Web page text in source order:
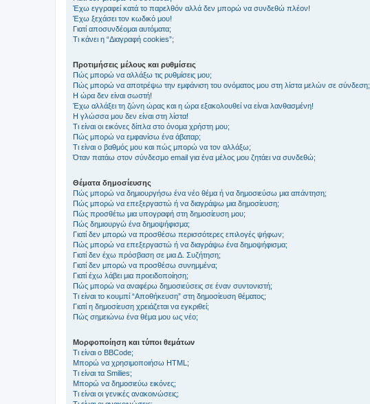
Έχω εγγραφεί κατά το παρελθόν αλλά δεν μπορώ να συνδεθώ πλέον!
Έχω ξεχάσει τον κωδικό μου!
Γιατί αποσυνδέομαι αυτόματα;
Τι κάνει η “Διαγραφή cookies”;
Προτιμήσεις μέλους και ρυθμίσεις
Πώς μπορώ να αλλάξω τις ρυθμίσεις μου;
Πώς μπορώ να αποτρέψω την εμφάνιση του ονόματος μου στη λίστα μελών σε σύνδεση;
Η ώρα δεν είναι σωστή!
Έχω αλλάξει τη ζώνη ώρας και η ώρα εξακολουθεί να είναι λανθασμένη!
Η γλώσσα μου δεν είναι στη λίστα!
Τι είναι οι εικόνες δίπλα στο όνομα χρήστη μου;
Πώς μπορώ να εμφανίσω ένα άβαταρ;
Τι είναι ο βαθμός μου και πώς μπορώ να τον αλλάξω;
Όταν πατάω στον σύνδεσμο email για ένα μέλος μου ζητάει να συνδεθώ;
Θέματα δημοσίευσης
Πώς μπορώ να δημιουργήσω ένα νέο θέμα ή να δημοσιεύσω μια απάντηση;
Πώς μπορώ να επεξεργαστώ ή να διαγράψω μια δημοσίευση;
Πώς προσθέτω μια υπογραφή στη δημοσίευση μου;
Πώς δημιουργώ ένα δημοψήφισμα;
Γιατί δεν μπορώ να προσθέσω περισσότερες επιλογές ψήφων;
Πώς μπορώ να επεξεργαστώ ή να διαγράψω ένα δημοψήφισμα;
Γιατί δεν έχω πρόσβαση σε μια Δ. Συζήτηση;
Γιατί δεν μπορώ να προσθέσω συνημμένα;
Γιατί έχω λάβει μια προειδοποίηση;
Πώς μπορώ να αναφέρω δημοσιεύσεις σε έναν συντονιστή;
Τι είναι το κουμπί “Αποθήκευση” στη δημοσίευση θέματος;
Γιατί η δημοσίευση χρειάζεται να εγκριθεί;
Πώς σημειώνω ένα θέμα μου ως νέο;
Μορφοποίηση και τύποι θεμάτων
Τι είναι ο BBCode;
Μπορώ να χρησιμοποιήσω HTML;
Τι είναι τα Smilies;
Μπορώ να δημοσιεύω εικόνες;
Τι είναι οι γενικές ανακοινώσεις;